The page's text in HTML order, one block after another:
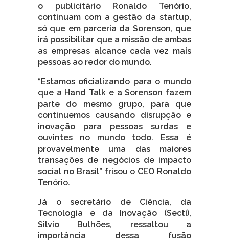
o publicitário Ronaldo Tenório,
continuam com a gestão da startup,
só que em parceria da Sorenson, que
irá possibilitar que a missão de ambas
as empresas alcance cada vez mais
pessoas ao redor do mundo.
“Estamos oficializando para o mundo
que a Hand Talk e a Sorenson fazem
parte do mesmo grupo, para que
continuemos causando disrupção e
inovação para pessoas surdas e
ouvintes no mundo todo. Essa é
provavelmente uma das maiores
transações de negócios de impacto
social no Brasil” frisou o CEO Ronaldo
Tenório.
Já o secretário de Ciência, da
Tecnologia e da Inovação (Secti),
Silvio Bulhões, ressaltou a
importância dessa fusão